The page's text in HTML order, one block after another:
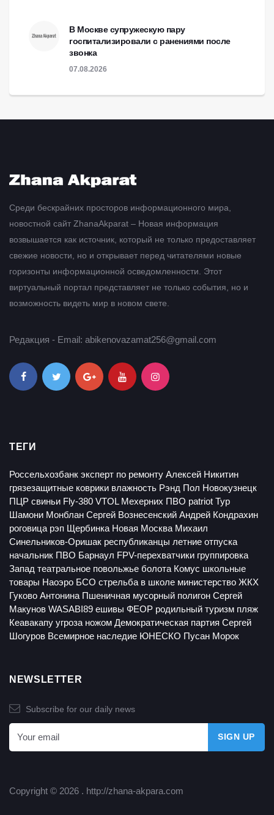
В Москве супружескую пару
госпитализировали с ранениями после
звонка
07.08.2026
Среди бескрайних просторов информационного мира,
новостной сайт ZhanaAkparat – Новая информация
возвышается как источник, который не только предоставляет
свежие новости, но и открывает перед читателями новые
горизонты информационной осведомленности. Этот
виртуальный портал представляет не только события, но и
возможность видеть мир в новом свете.
Редакция - Email: abikenovazamat256@gmail.com
ТЕГИ
Россельхозбанк эксперт по ремонту Алексей Никитин
грязезащитные коврики влажность Рэнд Пол Новокузнецк
ПЦР свиньи Fly-380 VTOL Мехерних ПВО patriot Тур
Шамони Монблан Сергей Вознесенский Андрей Кондрахин
роговица рэп Щербинка Новая Москва Михаил
Синельников-Оришак республиканцы летние отпуска
начальник ПВО Барнаул FPV-перехватчики группировка
Запад театральное повольжье болота Комус школьные
товары Наоэро БСО стрельба в школе министерство ЖКХ
Гуково Антонина Пшеничная мусорный полигон Сергей
Макунов WASABI89 ешивы ФЕОР родильный туризм пляж
Кеавакапу угроза ножом Демократическая партия Сергей
Шогуров Всемирное наследие ЮНЕСКО Пусан Морок
NEWSLETTER
Subscribe for our daily news
Copyright © 2026 . http://zhana-akpara.com